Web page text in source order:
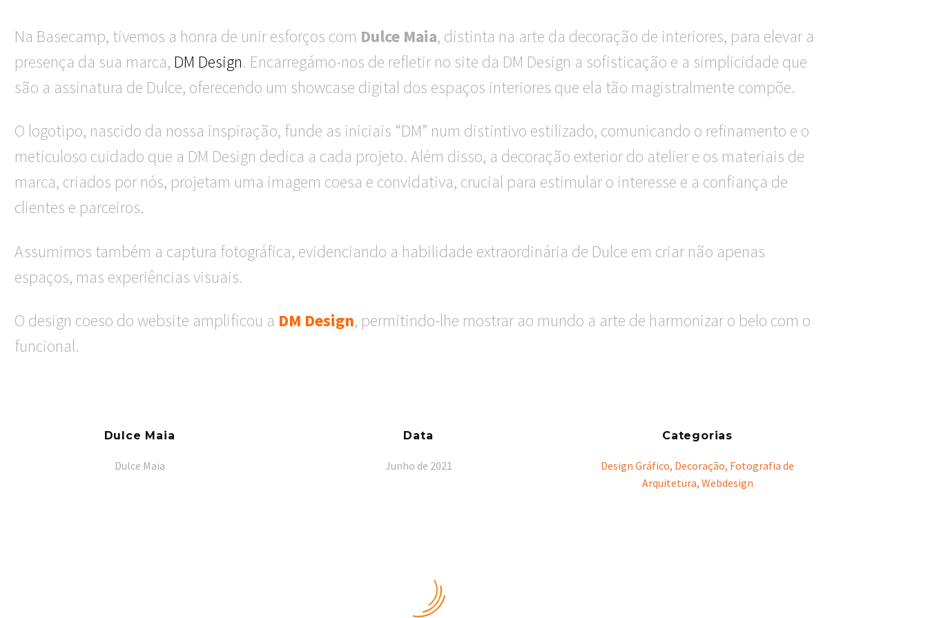
Na Basecamp, tivemos a honra de unir esforços com Dulce Maia, distinta na arte da decoração de interiores, para elevar a
presença da sua marca, DM Design. Encarregámo-nos de refletir no site da DM Design a sofisticação e a simplicidade que
são a assinatura de Dulce, oferecendo um showcase digital dos espaços interiores que ela tão magistralmente compõe.
O logotipo, nascido da nossa inspiração, funde as iniciais “DM” num distintivo estilizado, comunicando o refinamento e o
meticuloso cuidado que a DM Design dedica a cada projeto. Além disso, a decoração exterior do atelier e os materiais de
marca, criados por nós, projetam uma imagem coesa e convidativa, crucial para estimular o interesse e a confiança de
clientes e parceiros.
Assumimos também a captura fotográfica, evidenciando a habilidade extraordinária de Dulce em criar não apenas
espaços, mas experiências visuais.
O design coeso do website amplificou a DM Design, permitindo-lhe mostrar ao mundo a arte de harmonizar o belo com o
funcional.
Dulce Maia
Dulce Maia
Data
Junho de 2021
Categorias
Design Gráfico, Decoração, Fotografia de
Arquitetura, Webdesign